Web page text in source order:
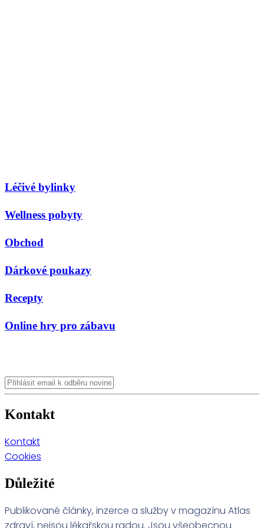
Léčivé bylinky
Wellness pobyty
Obchod
Dárkové poukazy
Recepty
Online hry pro zábavu
Kontakt
Kontakt
Cookies
Důležité
Publikované články, inzerce a služby v magazínu Atlas